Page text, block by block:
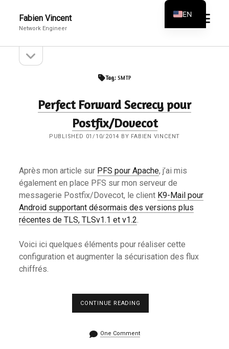
Fabien Vincent
Network Engineer
open
menu
Sidebarsidebar
Tag: SMTP
Perfect Forward Secrecy pour
Postfix/Dovecot
PUBLISHED 01/10/2014 BY FABIEN VINCENT
Après mon article sur PFS pour Apache, j’ai mis
également en place PFS sur mon serveur de
messagerie Postfix/Dovecot, le client K9-Mail pour
Android supportant désormais des versions plus
récentes de TLS, TLSv1.1 et v1.2.
Voici ici quelques éléments pour réaliser cette
configuration et augmenter la sécurisation des flux
chiffrés.
CONTINUE READING
POSTFIX/DOVECOT
One Comment
EN
FR